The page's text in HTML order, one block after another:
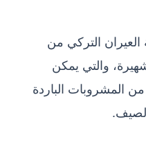
التركي من
والتي يمكن
المشروبات الباردة